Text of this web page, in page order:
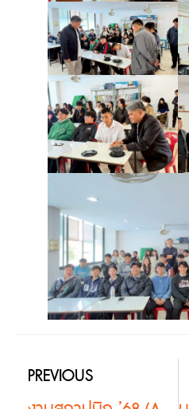
PREVIOUS